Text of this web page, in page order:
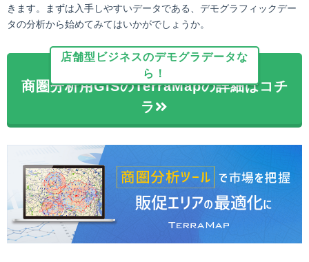
きます。まずは入手しやすいデータである、デモグラフィックデー
タの分析から始めてみてはいかがでしょうか。
店舗型ビジネスのデモグラデータな
ら！
商圏分析用GISのTerraMapの詳細はコチ
ラ